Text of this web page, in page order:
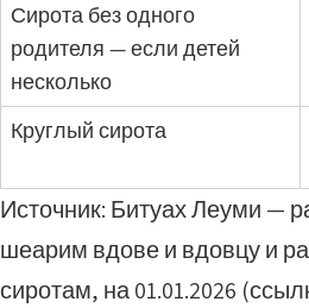
Сирота без одного
родителя — если детей
несколько
Круглый сирота
Источник: Битуах Леуми —
шеарим вдове и вдовцу и
сиротам, на 01.01.2026